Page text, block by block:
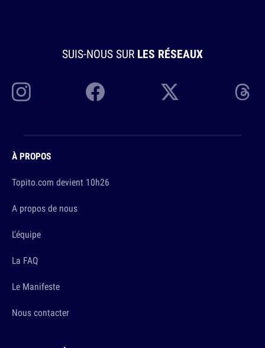
SUIS-NOUS SUR LES RÉSEAUX
À PROPOS
Topito.com devient 10h26
A propos de nous
L'équipe
La FAQ
Le Manifeste
Nous contacter